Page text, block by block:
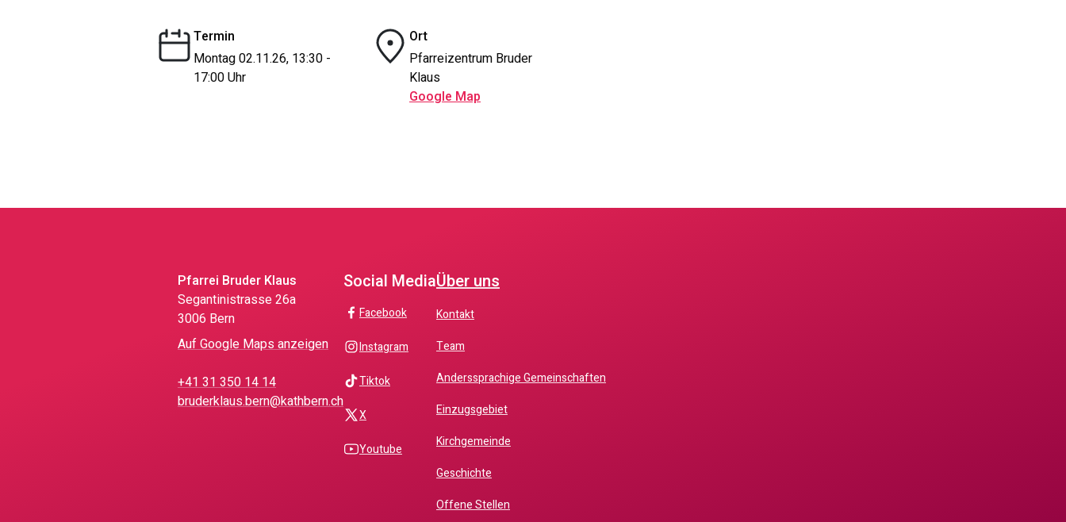
Termin
Montag 02.11.26, 13:30 -
17:00 Uhr
Ort
Pfarreizentrum Bruder
Klaus
Google Map
Pfarrei Bruder Klaus
Segantinistrasse 26a
3006 Bern
Auf Google Maps anzeigen
+41 31 350 14 14
bruderklaus.bern@kathbern.ch
Social Media
facebook
instagram
tiktok
x
youtube
Über uns
Kontakt
Team
Anderssprachige Gemeinschaften
Einzugsgebiet
Kirchgemeinde
Geschichte
Offene Stellen